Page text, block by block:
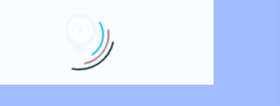
en France